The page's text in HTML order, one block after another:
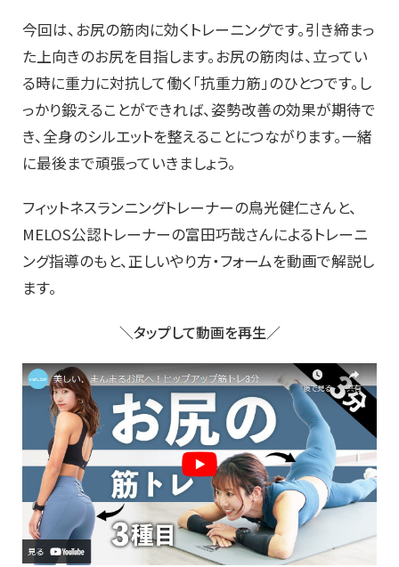
今回は、お尻の筋肉に効くトレーニングです。引き締まっ
た上向きのお尻を目指します。お尻の筋肉は、立ってい
る時に重力に対抗して働く「抗重力筋」のひとつです。し
っかり鍛えることができれば、姿勢改善の効果が期待で
き、全身のシルエットを整えることにつながります。一緒
に最後まで頑張っていきましょう。
フィットネスランニングトレーナーの鳥光健仁さんと、
MELOS公認トレーナーの富田巧哉さんによるトレーニ
ング指導のもと、正しいやり方・フォームを動画で解説し
ます。
＼タップして動画を再生／